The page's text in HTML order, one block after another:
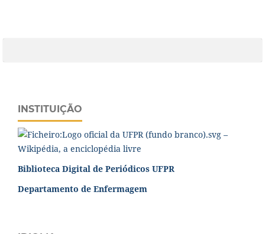
INSTITUIÇÃO
Biblioteca Digital de Periódicos UFPR
Departamento de Enfermagem